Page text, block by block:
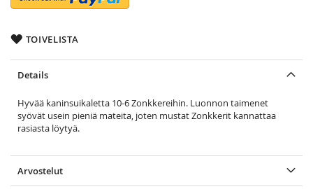
TOIVELISTA
Details
Hyvää kaninsuikaletta 10-6 Zonkkereihin. Luonnon taimenet
syövät usein pieniä mateita, joten mustat Zonkkerit kannattaa
rasiasta löytyä.
Arvostelut